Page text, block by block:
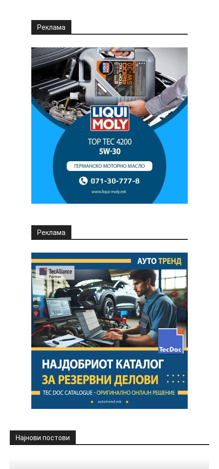
Реклама
Реклама
Најнови постови